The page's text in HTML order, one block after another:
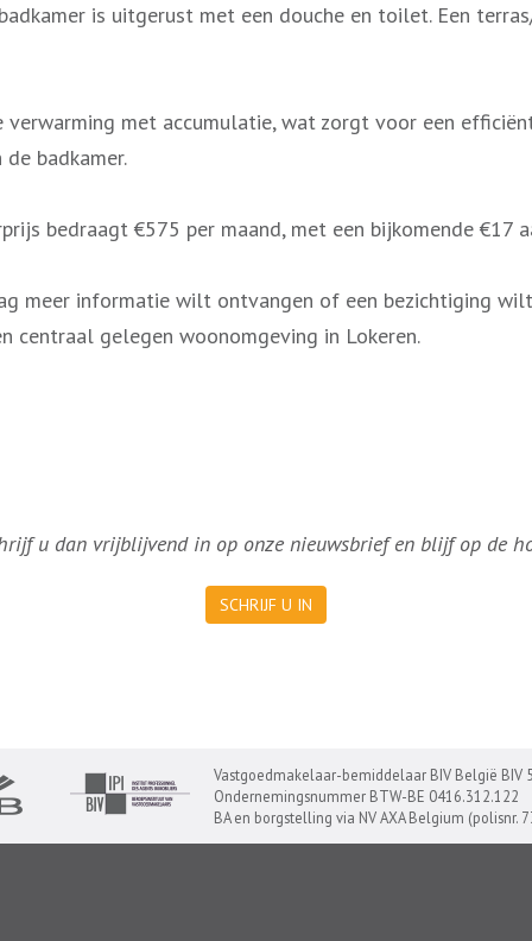
is uitgerust met een douche en toilet. Een
met accumulatie, wat zorgt voor een
badkamer.
bedraagt €575 per maand, met een bijkomende €17
meer informatie wilt ontvangen of een bezichtiging
centraal gelegen woonomgeving in Lokeren.
u dan vrijblijvend in op onze nieuwsbrief en blijf op de
SCHRIJF U IN
Vastgoedmakelaar-bemiddelaar BIV België BIV
Ondernemingsnummer BTW-BE 0416.312.122
BA en borgstelling via NV AXA Belgium (polisnr.